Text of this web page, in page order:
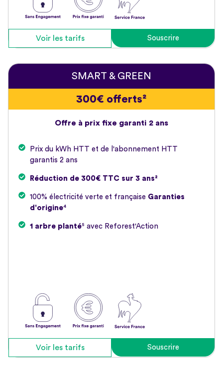
Voir les tarifs Souscrire
SMART & GREEN
300€ offerts²
Offre à prix fixe garanti 2 ans
Prix du kWh HTT et de l'abonnement HTT
garantis 2 ans
Réduction de 300€ TTC sur 3 ans²
100% électricité verte et française Garanties
d'origine⁴
1 arbre planté⁵ avec Reforest'Action
Voir les tarifs Souscrire